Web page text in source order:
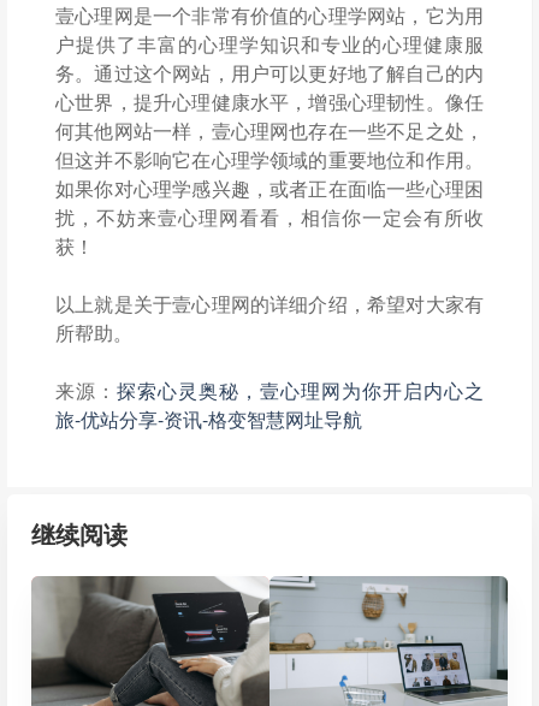
壹心理网是一个非常有价值的心理学网站，它为用
户提供了丰富的心理学知识和专业的心理健康服
务。通过这个网站，用户可以更好地了解自己的内
心世界，提升心理健康水平，增强心理韧性。像任
何其他网站一样，壹心理网也存在一些不足之处，
但这并不影响它在心理学领域的重要地位和作用。
如果你对心理学感兴趣，或者正在面临一些心理困
扰，不妨来壹心理网看看，相信你一定会有所收
获！
以上就是关于壹心理网的详细介绍，希望对大家有
所帮助。
来源： 探索心灵奥秘，壹心理网为你开启内心之
旅-优站分享-资讯-格变智慧网址导航
继续阅读